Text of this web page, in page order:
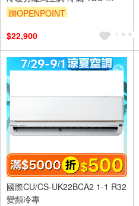
FN28AH/YDC-FN28AH
贈OPENPOINT
$22,900
國際CU/CS-UK22BCA2 1-1 R32
變頻冷專